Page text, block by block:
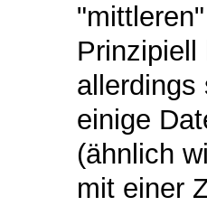
einige
(ähnlich
mit einer